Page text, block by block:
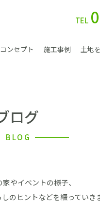
TEL
コンセプト 施工事例 土地
荘
会社案内
ログ
BLOG
やイベントの様子、
のヒントなどを綴っていき